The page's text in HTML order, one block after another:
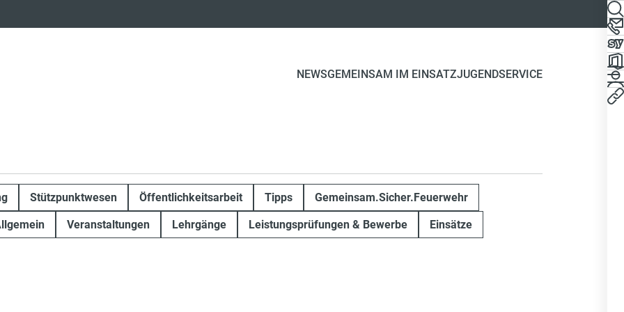
NEWSGEMEINSAM IM EINSATZJUGENDSERVICE
Stützpunktwesen Öffentlichkeitsarbeit Tipps Gemeinsam.Sicher.Feuerwehr
Veranstaltungen Lehrgänge Leistungsprüfungen & Bewerbe Einsätze